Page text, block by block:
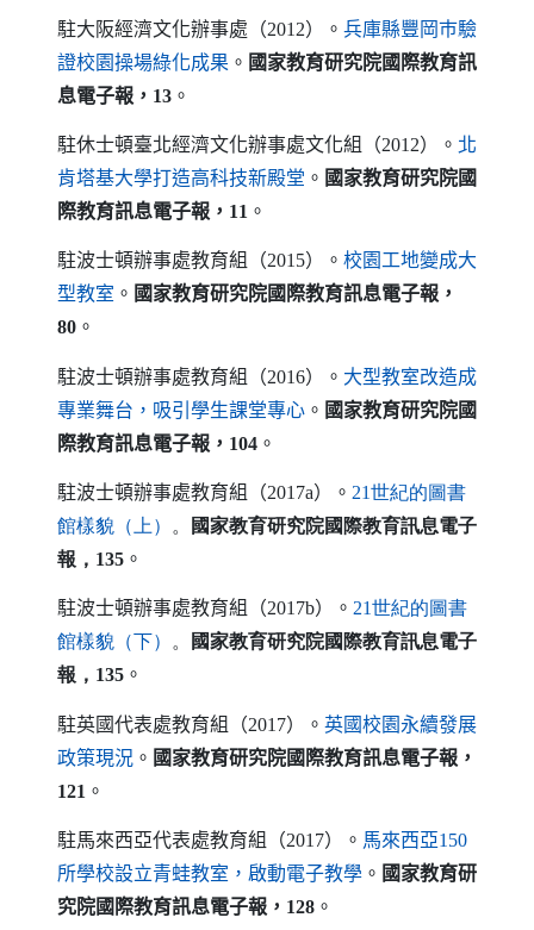
駐大阪經濟文化辦事處（2012）。 兵庫縣豐岡巿驗
證校園操場綠化成果 （另開新視窗）
。 國家教育研究院國際教育訊
息電子報， 13 。
駐休士頓臺北經濟文化辦事處文化組（2012）。 北
肯塔基大學打造高科技新殿堂 （另開新視窗）
。 國家教育研究院國
際教育訊息電子報， 11 。
駐波士頓辦事處教育組（2015）。 校園工地變成大
型教室 （另開新視窗）
。 國家教育研究院國際教育訊息電子報，
80 。
駐波士頓辦事處教育組（2016）。 大型教室改造成
專業舞台，吸引學生課堂專心（另開新視窗）
。 國家教育研究院國
際教育訊息電子報， 104 。
駐波士頓辦事處教育組（2017a）。 21世紀的圖書
館樣貌（上）
（另開新視窗）
。
國家教育研究院國際教育訊息電子
報， 135 。
駐波士頓辦事處教育組（2017b）。 21世紀的圖書
館樣貌（下）
（另開新視窗）
。
國家教育研究院國際教育訊息電子
報， 135 。
駐英國代表處教育組（2017）。 英國校園永續發展
政策現況 （另開新視窗）
。 國家教育研究院國際教育訊息電子報，
121 。
駐馬來西亞代表處教育組（2017）。 馬來西亞150
所學校設立青蛙教室，啟動電子教學（另開新視窗）
。 國家教育研
究院國際教育訊息電子報， 128 。